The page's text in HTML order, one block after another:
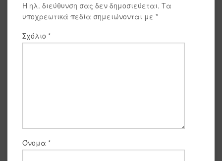
Η ηλ. διεύθυνση σας δεν δημοσιεύεται. Τα
υποχρεωτικά πεδία σημειώνονται με *
Σχόλιο *
Όνομα *